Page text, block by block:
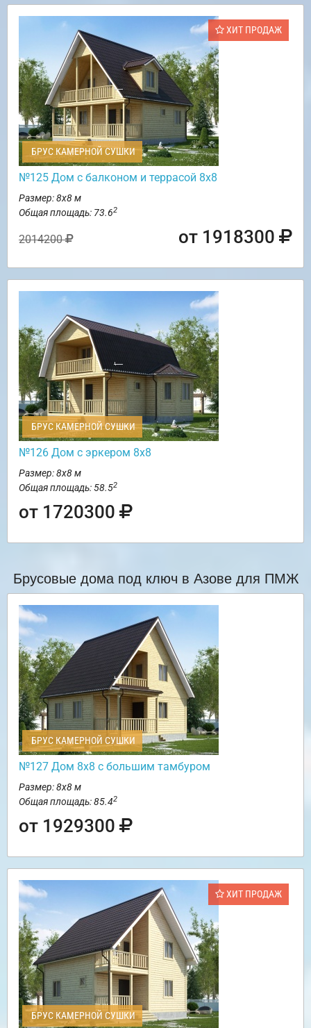
ХИТ ПРОДАЖ
БРУС КАМЕРНОЙ СУШКИ
№125 Дом с балконом и террасой 8х8
Размер: 8х8 м
Общая площадь: 73.62
2014200 от 1918300
БРУС КАМЕРНОЙ СУШКИ
№126 Дом с эркером 8х8
Размер: 8х8 м
Общая площадь: 58.52
от 1720300
Брусовые дома под ключ в Азове для ПМЖ
БРУС КАМЕРНОЙ СУШКИ
№127 Дом 8х8 с большим тамбуром
Размер: 8х8 м
Общая площадь: 85.42
от 1929300
ХИТ ПРОДАЖ
БРУС КАМЕРНОЙ СУШКИ